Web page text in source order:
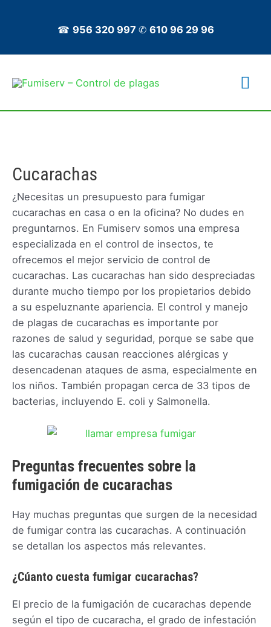
☎ 956 320 997 ✆ 610 96 29 96
Cucarachas
¿Necesitas un presupuesto para fumigar
cucarachas en casa o en la oficina? No dudes en
preguntarnos. En Fumiserv somos una empresa
especializada en el control de insectos, te
ofrecemos el mejor servicio de control de
cucarachas. Las cucarachas han sido despreciadas
durante mucho tiempo por los propietarios debido
a su espeluznante apariencia. El control y manejo
de plagas de cucarachas es importante por
razones de salud y seguridad, porque se sabe que
las cucarachas causan reacciones alérgicas y
desencadenan ataques de asma, especialmente en
los niños. También propagan cerca de 33 tipos de
bacterias, incluyendo E. coli y Salmonella.
Preguntas frecuentes sobre la
fumigación de cucarachas
Hay muchas preguntas que surgen de la necesidad
de fumigar contra las cucarachas. A continuación
se detallan los aspectos más relevantes.
¿Cúanto cuesta fumigar cucarachas?
El precio de la fumigación de cucarachas depende
según el tipo de cucaracha, el grado de infestación